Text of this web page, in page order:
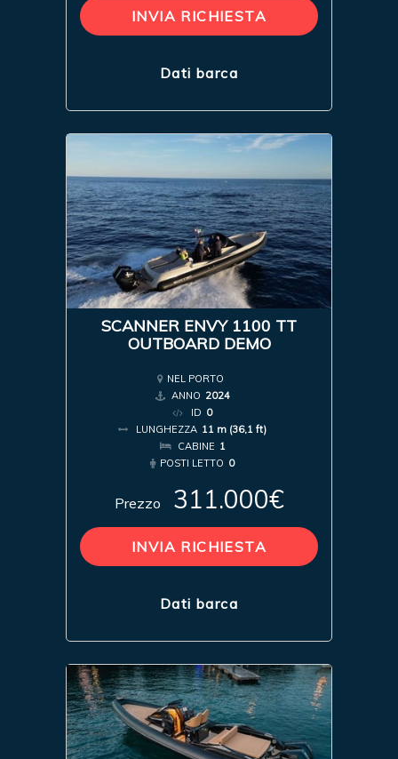
INVIA RICHIESTA
Dati barca
SCANNER ENVY 1100 TT
OUTBOARD DEMO
NEL PORTO
ANNO 2024
ID 0
LUNGHEZZA 11 m (36,1 ft)
CABINE 1
POSTI LETTO 0
Prezzo 311.000€
INVIA RICHIESTA
Dati barca